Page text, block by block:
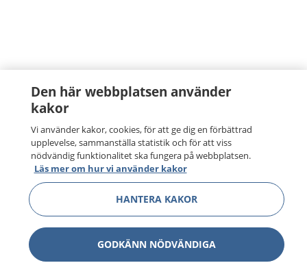
Den här webbplatsen använder
kakor
Vi använder kakor, cookies, för att ge dig en förbättrad
upplevelse, sammanställa statistik och för att viss
nödvändig funktionalitet ska fungera på webbplatsen.
Läs mer om hur vi använder kakor
HANTERA KAKOR
GODKÄNN NÖDVÄNDIGA